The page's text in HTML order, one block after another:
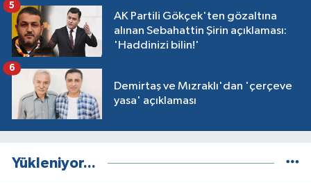
AK Partili Gökçek'ten gözaltına
alınan Sebahattin Şirin açıklaması:
'Haddinizi bilin!'
5
Demirtaş ve Mızraklı'dan 'çerçeve
yasa' açıklaması
6
Yükleniyor...